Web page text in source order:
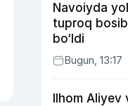
Navoiyda
tuproq
bo‘ldi
Bugun, 13:17
Ilhom